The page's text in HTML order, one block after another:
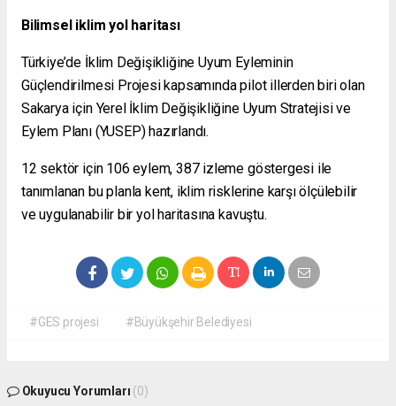
Bilimsel iklim yol haritası
Türkiye’de İklim Değişikliğine Uyum Eyleminin
Güçlendirilmesi Projesi kapsamında pilot illerden biri olan
Sakarya için Yerel İklim Değişikliğine Uyum Stratejisi ve
Eylem Planı (YUSEP) hazırlandı.
12 sektör için 106 eylem, 387 izleme göstergesi ile
tanımlanan bu planla kent, iklim risklerine karşı ölçülebilir
ve uygulanabilir bir yol haritasına kavuştu.
#GES projesi #Büyükşehir Belediyesi
Okuyucu Yorumları (0)